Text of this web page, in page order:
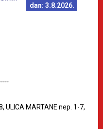
dan: 3.8.2026.
ULICA MARTANE nep. 1-7,